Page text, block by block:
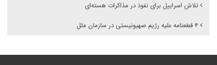
تلاش اسراییل برای نفوذ در مذاکرات هسته‌ای
۴ قطعنامه علیه رژیم صهیونیستی در سازمان ملل